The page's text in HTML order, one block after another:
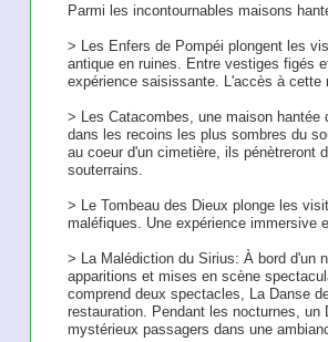
Parmi les incontournables maisons
> Les Enfers de Pompéi plongent les
antique en ruines. Entre vestiges figés
expérience saisissante. L'accès à cette
> Les Catacombes, une maison
dans les recoins les plus sombres du
au coeur d'un cimetière, ils pénètreront
souterrains.
> Le Tombeau des Dieux plonge les
maléfiques. Une expérience immersive
> La Malédiction du Sirius: À bord d'un
apparitions et mises en scène
comprend deux spectacles, La Danse
restauration. Pendant les nocturnes,
mystérieux passagers dans une